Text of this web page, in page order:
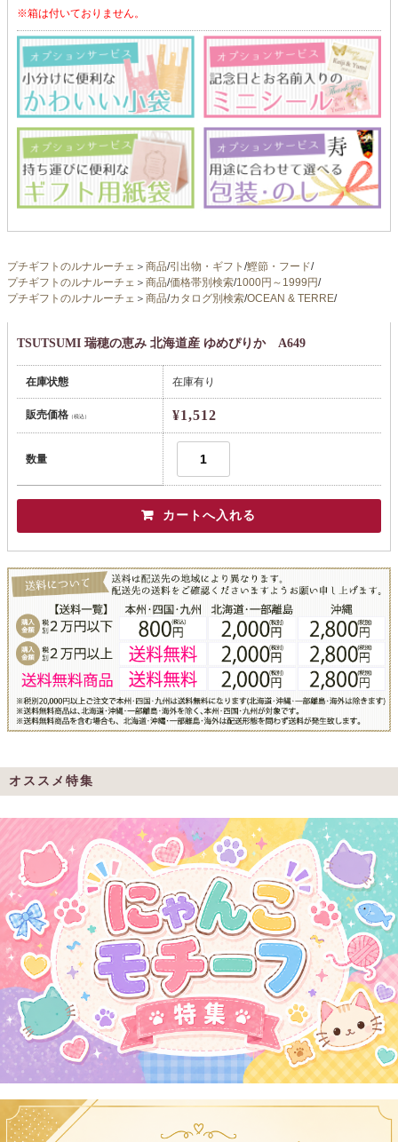
※箱は付いておりません。
プチギフトのルナルーチェ ＞ 商品/引出物・ギフト /鰹節・フード/
プチギフトのルナルーチェ ＞ 商品/価格帯別検索/1000円～1999円/
プチギフトのルナルーチェ ＞ 商品/カタログ別検索/OCEAN & TERRE/
TSUTSUMI 瑞穂の恵み 北海道産 ゆめぴりか A649
在庫状態 在庫有り
販売価格（税込） ¥1,512
数量
オススメ特集